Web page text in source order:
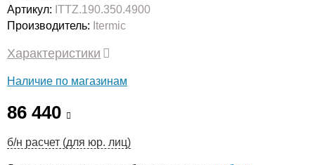
Артикул: ITTZ.190.350.4900
Производитель: Itermic
Характеристики
Наличие по магазинам
86 440
б/н расчет (для юр. лиц)